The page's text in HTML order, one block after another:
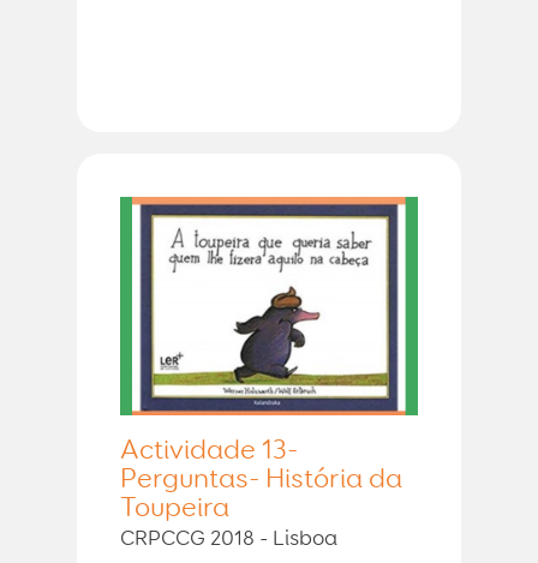
Actividade 13-
Perguntas- História da
Toupeira
CRPCCG 2018 - Lisboa